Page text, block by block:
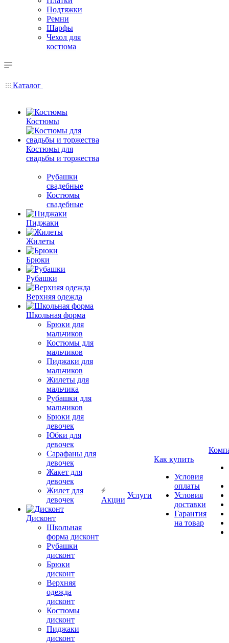
Подтяжки
Ремни
Шарфы
Чехол для
костюма
Каталог
Костюмы
Костюмы для
свадьбы и торжества
Рубашки
свадебные
Костюмы
свадебные
Пиджаки
Жилеты
Брюки
Рубашки
Верхняя одежда
Школьная форма
Брюки для
мальчиков
Костюмы для
мальчиков
Пиджаки для
мальчиков
Жилеты для
мальчика
Рубашки для
мальчиков
Брюки для
девочек
Юбки для
девочек
Сарафаны для
девочек
Жакет для
девочек
Жилет для
девочек
Дисконт
Школьная
форма дисконт
Рубашки
дисконт
Брюки
дисконт
Верхняя
одежда
дисконт
Костюмы
дисконт
Пиджаки
дисконт
Акции
Услуги
Как купить
Условия
оплаты
Условия
доставки
Гарантия
на товар